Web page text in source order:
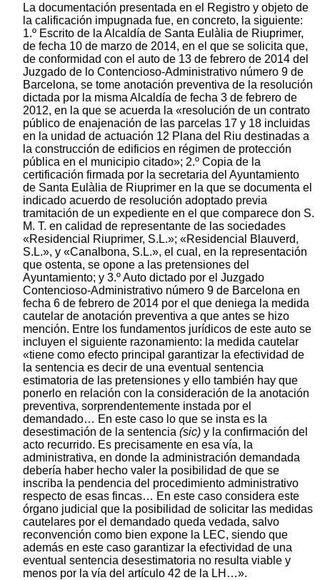
La documentación presentada en el Registro y objeto de
la calificación impugnada fue, en concreto, la siguiente:
1.º Escrito de la Alcaldía de Santa Eulàlia de Riuprimer,
de fecha 10 de marzo de 2014, en el que se solicita que,
de conformidad con el auto de 13 de febrero de 2014 del
Juzgado de lo Contencioso-Administrativo número 9 de
Barcelona, se tome anotación preventiva de la resolución
dictada por la misma Alcaldía de fecha 3 de febrero de
2012, en la que se acuerda la «resolución de un contrato
público de enajenación de las parcelas 17 y 18 incluidas
en la unidad de actuación 12 Plana del Riu destinadas a
la construcción de edificios en régimen de protección
pública en el municipio citado»; 2.º Copia de la
certificación firmada por la secretaria del Ayuntamiento
de Santa Eulàlia de Riuprimer en la que se documenta el
indicado acuerdo de resolución adoptado previa
tramitación de un expediente en el que comparece don S.
M. T. en calidad de representante de las sociedades
«Residencial Riuprimer, S.L.»; «Residencial Blauverd,
S.L.», y «Canalbona, S.L.», el cual, en la representación
que ostenta, se opone a las pretensiones del
Ayuntamiento; y 3.º Auto dictado por el Juzgado
Contencioso-Administrativo número 9 de Barcelona en
fecha 6 de febrero de 2014 por el que deniega la medida
cautelar de anotación preventiva a que antes se hizo
mención. Entre los fundamentos jurídicos de este auto se
incluyen el siguiente razonamiento: la medida cautelar
«tiene como efecto principal garantizar la efectividad de
la sentencia es decir de una eventual sentencia
estimatoria de las pretensiones y ello también hay que
ponerlo en relación con la consideración de la anotación
preventiva, sorprendentemente instada por el
demandado… En este caso lo que se insta es la
desestimación de la sentencia (sic) y la confirmación del
acto recurrido. Es precisamente en esa vía, la
administrativa, en donde la administración demandada
debería haber hecho valer la posibilidad de que se
inscriba la pendencia del procedimiento administrativo
respecto de esas fincas… En este caso considera este
órgano judicial que la posibilidad de solicitar las medidas
cautelares por el demandado queda vedada, salvo
reconvención como bien expone la LEC, siendo que
además en este caso garantizar la efectividad de una
eventual sentencia desestimatoria no resulta viable y
menos por la vía del artículo 42 de la LH…».